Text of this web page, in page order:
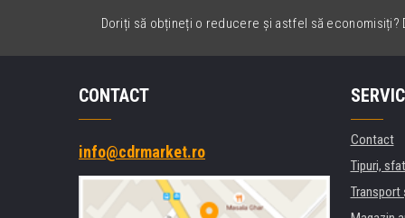
Doriți să obțineți o reducere și astfel să
CONTACT
info@cdrmarket.ro
Contact
Tipuri,
Transport